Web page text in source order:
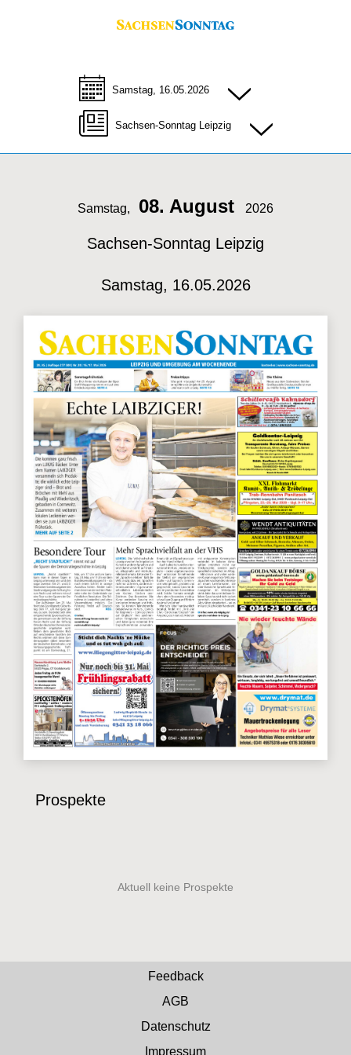
Samstag, 16.05.2026
Sachsen-Sonntag Leipzig
Samstag, 08. August 2026
Sachsen-Sonntag Leipzig
Samstag, 16.05.2026
Prospekte
Feedback
AGB
Datenschutz
Impressum